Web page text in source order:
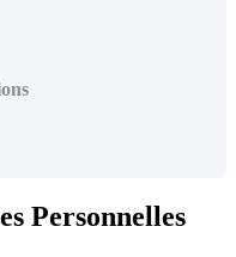
Personnelles